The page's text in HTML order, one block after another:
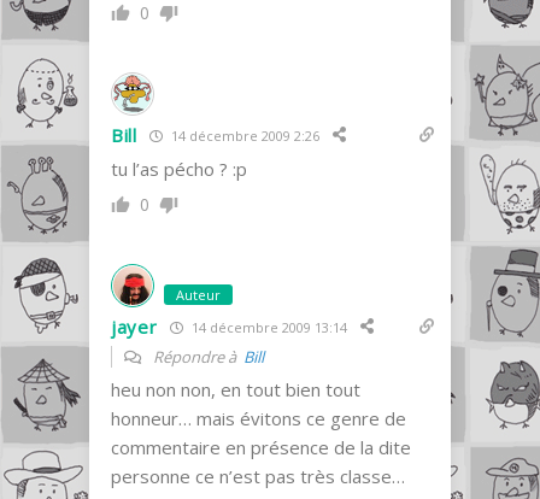
0
Bill 14 décembre 2009 2:26
tu l’as pécho ? :p
0
Auteur
jayer 14 décembre 2009 13:14
Répondre à Bill
heu non non, en tout bien tout
honneur… mais évitons ce genre de
commentaire en présence de la dite
personne ce n’est pas très classe…